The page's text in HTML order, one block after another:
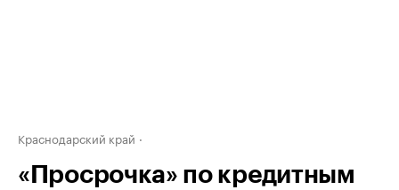
Краснодарский край
«Просрочка» по кредитным